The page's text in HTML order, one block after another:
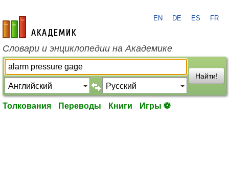
academic.ru
EN DE ES FR
Словари и энциклопедии на Академике
Найти!
Толкования Переводы Книги Игры ⚽